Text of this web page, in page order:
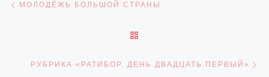
МОЛОДЁЖЬ БОЛЬШОЙ СТРАНЫ
РУБРИКА «РАТИБОР. ДЕНЬ ДВАДЦАТЬ ПЕРВЫЙ»